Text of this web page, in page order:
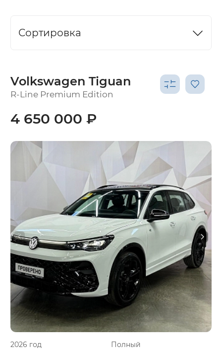
Сортировка
Volkswagen Tiguan
R-Line Premium Edition
2026 год
Полный
4 650 000 ₽